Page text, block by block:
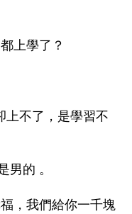
上學了？
上不了，是學習不
男的 。
，我們給你一千塊